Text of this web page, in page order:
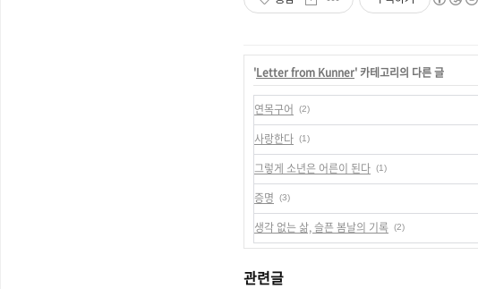
'Letter from Kunner' 카테고리의 다른 글
연목구어 (2)
사랑한다 (1)
그렇게 소년은 어른이 된다 (1)
증명 (3)
생각 없는 삶, 슬픈 봄날의 기록 (2)
관련글